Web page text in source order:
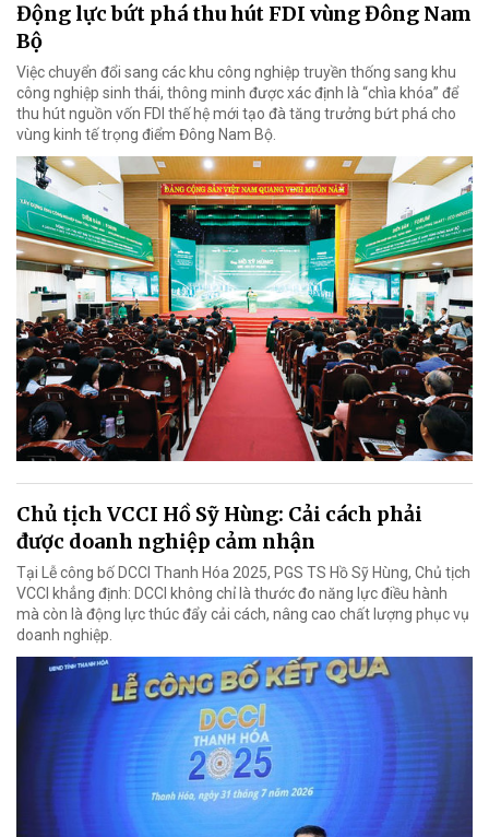
Động lực bứt phá thu hút FDI vùng Đông Nam
Bộ
Việc chuyển đổi sang các khu công nghiệp truyền thống sang khu
công nghiệp sinh thái, thông minh được xác định là “chìa khóa” để
thu hút nguồn vốn FDI thế hệ mới tạo đà tăng trưởng bứt phá cho
vùng kinh tế trọng điểm Đông Nam Bộ.
Chủ tịch VCCI Hồ Sỹ Hùng: Cải cách phải
được doanh nghiệp cảm nhận
Tại Lễ công bố DCCI Thanh Hóa 2025, PGS TS Hồ Sỹ Hùng, Chủ tịch
VCCI khẳng định: DCCI không chỉ là thước đo năng lực điều hành
mà còn là động lực thúc đẩy cải cách, nâng cao chất lượng phục vụ
doanh nghiệp.